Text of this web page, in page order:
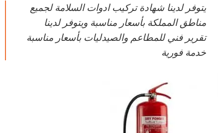
يتوفر لدينا شهادة تركيب ادوات السلامة لجميع
مناطق المملكة بأسعار مناسبة ويتوفر لدينا
تقرير فني للمطاعم والصيدليات بأسعار مناسبة
خدمة فورية